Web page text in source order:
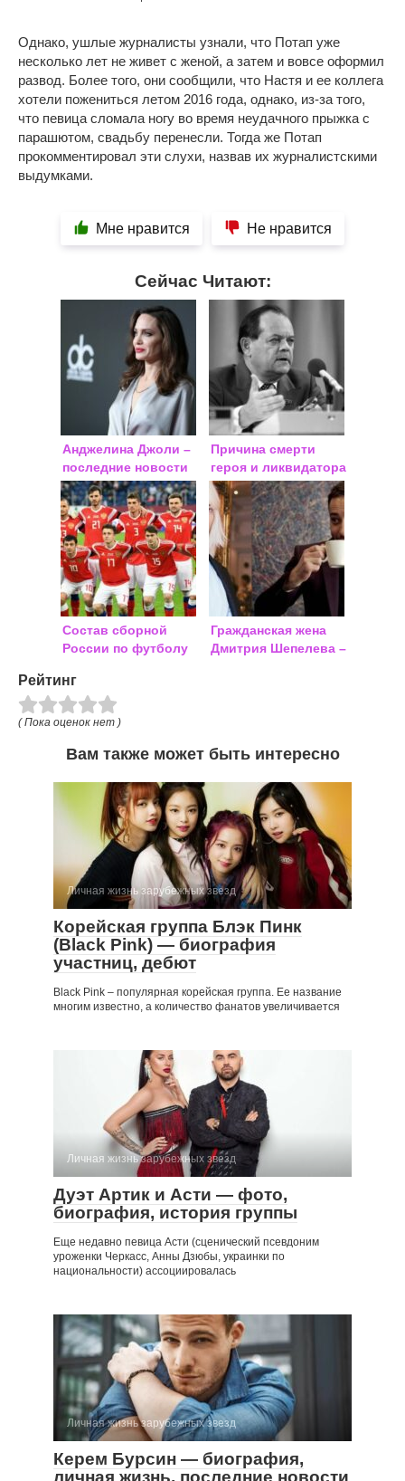
Однако, ушлые журналисты узнали, что Потап уже
несколько лет не живет с женой, а затем и вовсе оформил
развод. Более того, они сообщили, что Настя и ее коллега
хотели пожениться летом 2016 года, однако, из-за того,
что певица сломала ногу во время неудачного прыжка с
парашютом, свадьбу перенесли. Тогда же Потап
прокомментировал эти слухи, назвав их журналистскими
выдумками.
Мне нравится Не нравится
Сейчас Читают:
Анджелина Джоли –
последние новости
2019
Причина смерти
героя и ликвидатора
ЧАЭС Бориса
Щербины
Состав сборной
России по футболу
2018
Гражданская жена
Дмитрия Шепелева –
Рейтинг
( Пока оценок нет )
Вам также может быть интересно
Личная жизнь зарубежных звезд
Корейская группа Блэк Пинк
(Black Pink) — биография
участниц, дебют
Black Pink – популярная корейская группа. Ее название
многим известно, а количество фанатов увеличивается
Личная жизнь зарубежных звезд
Дуэт Артик и Асти — фото,
биография, история группы
Еще недавно певица Асти (сценический псевдоним
уроженки Черкасс, Анны Дзюбы, украинки по
национальности) ассоциировалась
Личная жизнь зарубежных звезд
Керем Бурсин — биография,
личная жизнь, последние новости